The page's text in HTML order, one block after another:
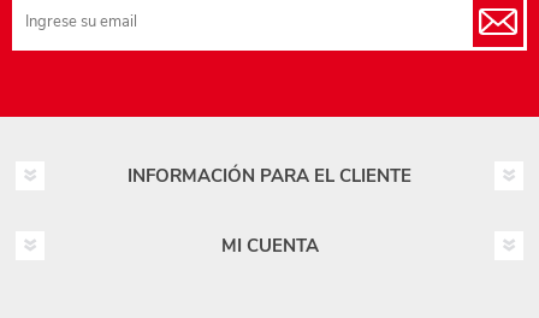
INFORMACIÓN PARA EL CLIENTE
MI CUENTA